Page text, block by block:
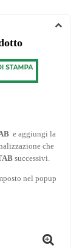
e aggiungi la
che
successivi.
nel popup